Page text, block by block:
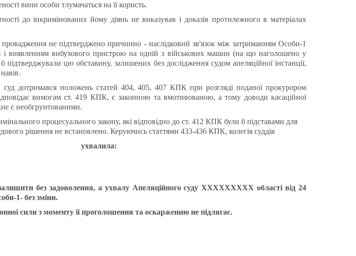
вини особи тлумачаться на її користь.
до інкримінованих йому діянь не виказував і доказів протилежного в матеріалах
не підтверджено причинно - наслідковий зв'язок між затриманням Особи-1
і виявленням вибухового пристрою на одній з військових машин (на що наголошено у
б підтверджували цю обставину, залишених без дослідження судом апеляційної інстанції,
дотримався положень статей 404, 405, 407 КПК при розгляді поданої прокурором
вимогам ст. 419 КПК,є законною та вмотивованою, а тому доводи касаційної
є необгрунтованими.
процесуального закону, які відповідно до ст. 412 КПК були б підставами для
рішення не встановлено. Керуючись статтями 433-436 КПК, колегія суддів
ухвалила:
без задоволення, а ухвалу Апеляційного суду ХХХХХХХХХ області від 24
1- без зміни.
сили з моменту її проголошення та оскарженню не підлягає.